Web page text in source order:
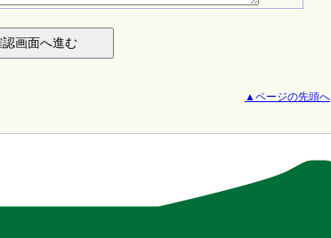
▲ページの先頭へ